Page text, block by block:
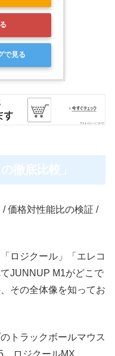
で見る
徹底比較」
価格対性能比の検証 /
ロジクール」「エレコ
JUNNUP M1がどこで
その全体像を知ってお
トラックボールマウス
、ロジクールMX